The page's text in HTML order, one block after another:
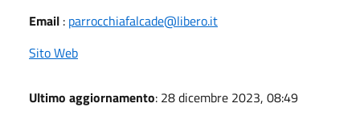
Email : parrocchiafalcade@libero.it
Sito Web
Ultimo aggiornamento: 28 dicembre 2023, 08:49